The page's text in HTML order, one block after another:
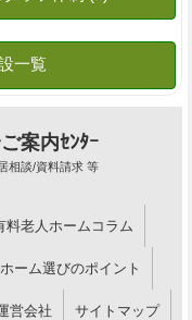
案内ｾﾝﾀｰ
相談/資料請求 等
料老人ホームコラム
ホーム選びのポイント
営会社 サイトマップ